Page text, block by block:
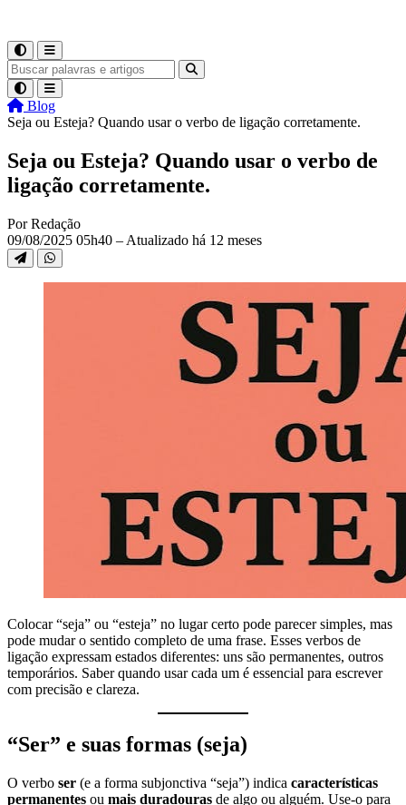
Blog
Seja ou Esteja? Quando usar o verbo de ligação corretamente.
Seja ou Esteja? Quando usar o verbo de
ligação corretamente.
Por Redação
09/08/2025 05h40 – Atualizado há 12 meses
Colocar “seja” ou “esteja” no lugar certo pode parecer simples, mas
pode mudar o sentido completo de uma frase. Esses verbos de
ligação expressam estados diferentes: uns são permanentes, outros
temporários. Saber quando usar cada um é essencial para escrever
com precisão e clareza.
“Ser” e suas formas (seja)
O verbo ser (e a forma subjonctiva “seja”) indica características
permanentes ou mais duradouras de algo ou alguém. Use-o para